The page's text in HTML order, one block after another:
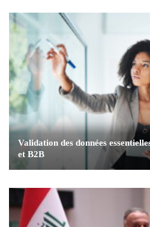
Validation des données
et B2B